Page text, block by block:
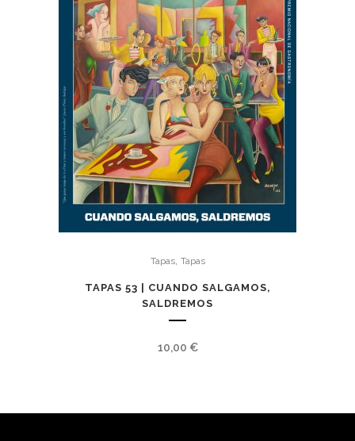
Tapas, Tapas
TAPAS 53 | CUANDO SALGAMOS,
SALDREMOS
10,00 €